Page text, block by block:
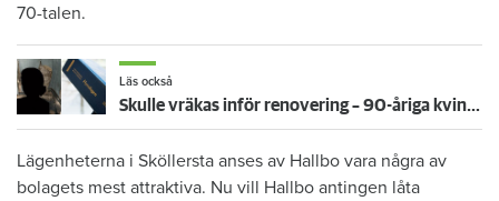
70-talen.
Läs också
Skulle vräkas inför renovering – 90-åriga kvinnan får bo kvar: ”Ovissheten har varit grym”
Lägenheterna i Sköllersta anses av Hallbo vara några av
bolagets mest attraktiva. Nu vill Hallbo antingen låta